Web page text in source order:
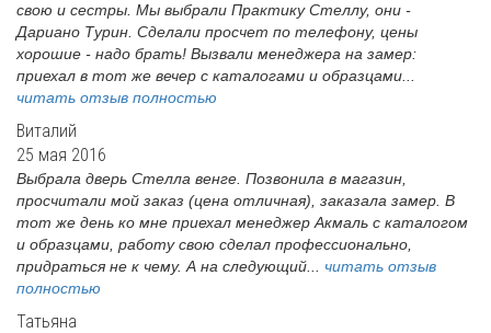
свою и сестры. Мы выбрали Практику Стеллу, они -
Дариано Турин. Сделали просчет по телефону, цены
хорошие - надо брать! Вызвали менеджера на замер:
приехал в тот же вечер с каталогами и образцами...
читать отзыв полностью
Виталий
25 мая 2016
Выбрала дверь Стелла венге. Позвонила в магазин,
просчитали мой заказ (цена отличная), заказала замер. В
тот же день ко мне приехал менеджер Акмаль с каталогом
и образцами, работу свою сделал профессионально,
придраться не к чему. А на следующий... читать отзыв
полностью
Татьяна